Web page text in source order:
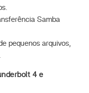
Samba
pequenos arquivos,
4 e